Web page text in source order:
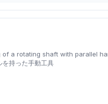
of a rotating shaft with parallel
を持った手動工具